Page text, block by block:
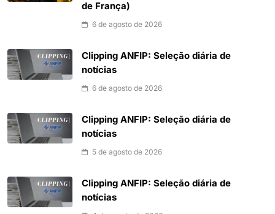
de França)
6 de agosto de 2026
Clipping ANFIP: Seleção diária de
notícias
6 de agosto de 2026
Clipping ANFIP: Seleção diária de
notícias
5 de agosto de 2026
Clipping ANFIP: Seleção diária de
notícias